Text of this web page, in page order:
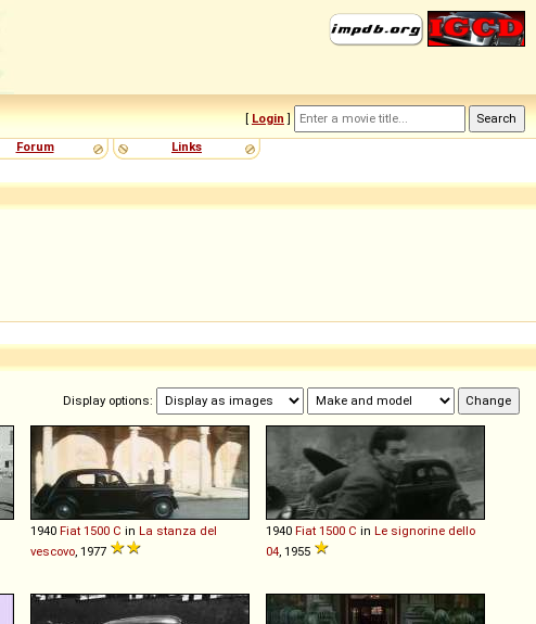
[ Login ]
Forum Links
Display options:
1940 Fiat 1500 C in La stanza del
vescovo , 1977
1940 Fiat 1500 C in Le signorine dello
04 , 1955